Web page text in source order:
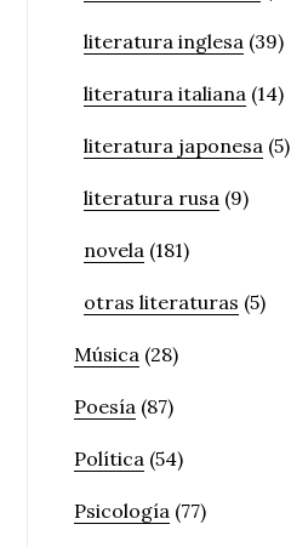
literatura inglesa (39)
literatura italiana (14)
literatura japonesa (5)
literatura rusa (9)
novela (181)
otras literaturas (5)
Música (28)
Poesía (87)
Política (54)
Psicología (77)